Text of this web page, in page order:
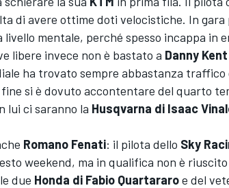
di avere ottime doti velocistiche. In gara
mentale, perché spesso incappa in
libere invece non è bastato a Danny Kent
ha trovato sempre abbastanza traffico
si è dovuto accontentare del quarto
lui ci saranno la Husqvarna di Isaac
Romano Fenati: il pilota dello Sky
weekend, ma in qualifica non è
due Honda di Fabio Quartararoe del